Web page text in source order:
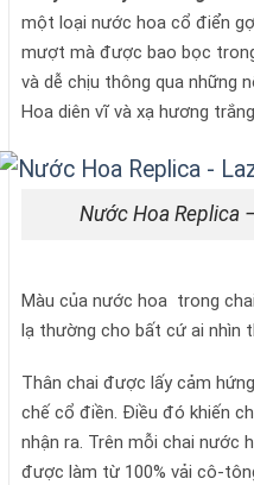
một loại nước hoa cổ điển
mượt mà được bao bọc
và dễ chịu thông qua những
Hoa diên vĩ và xạ hương
Nước Hoa Replica
Màu của nước hoa trong
lạ thường cho bất cứ ai nhìn
Thân chai được lấy cảm
chế cổ điền. Điều đó khiến
nhận ra. Trên mỗi chai nước
được làm từ 100% vải cô-